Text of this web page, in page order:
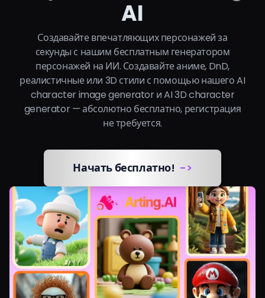
Войти
AI
Создавайте впечатляющих персонажей за
секунды с нашим бесплатным генератором
персонажей на ИИ. Создавайте аниме, DnD,
реалистичные или 3D стили с помощью нашего AI
character image generator и AI 3D character
generator — абсолютно бесплатно, регистрация
не требуется.
Начать бесплатно! ->